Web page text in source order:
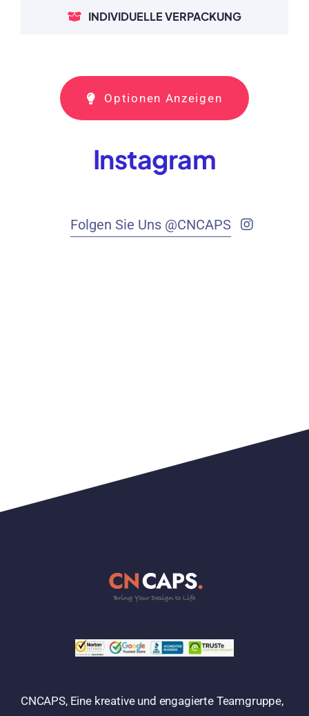
INDIVIDUELLE VERPACKUNG
Optionen Anzeigen
Instagram
Folgen Sie Uns @CNCAPS
CNCAPS, Eine kreative und engagierte Teamgruppe,